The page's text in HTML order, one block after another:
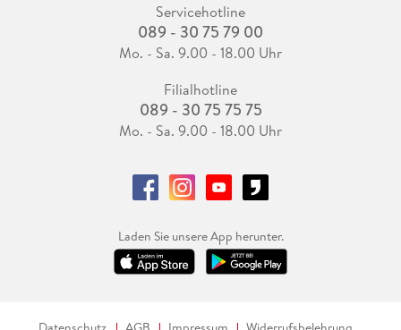
Servicehotline
089 - 30 75 79 00
Mo. - Sa. 9.00 - 18.00 Uhr
Filialhotline
089 - 30 75 75 75
Mo. - Sa. 9.00 - 18.00 Uhr
Laden Sie unsere App herunter.